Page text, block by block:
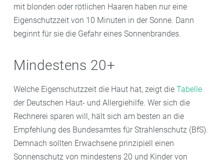
mit blonden oder rötlichen Haaren haben nur eine
Eigenschutzzeit von 10 Minuten in der Sonne. Dann
beginnt für sie die Gefahr eines Sonnenbrandes.
Mindestens 20+
Welche Eigenschutzzeit die Haut hat, zeigt die Tabelle
der Deutschen Haut- und Allergiehilfe. Wer sich die
Rechnerei sparen will, hält sich am besten an die
Empfehlung des Bundesamtes für Strahlenschutz (BfS).
Demnach sollten Erwachsene prinzipiell einen
Sonnenschutz von mindestens 20 und Kinder von